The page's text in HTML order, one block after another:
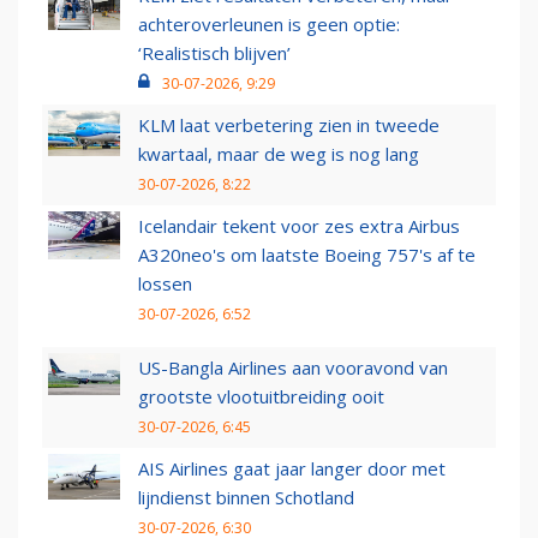
achteroverleunen is geen optie:
‘Realistisch blijven’
30-07-2026, 9:29
KLM laat verbetering zien in tweede
kwartaal, maar de weg is nog lang
30-07-2026, 8:22
Icelandair tekent voor zes extra Airbus
A320neo's om laatste Boeing 757's af te
lossen
30-07-2026, 6:52
US-Bangla Airlines aan vooravond van
grootste vlootuitbreiding ooit
30-07-2026, 6:45
AIS Airlines gaat jaar langer door met
lijndienst binnen Schotland
30-07-2026, 6:30